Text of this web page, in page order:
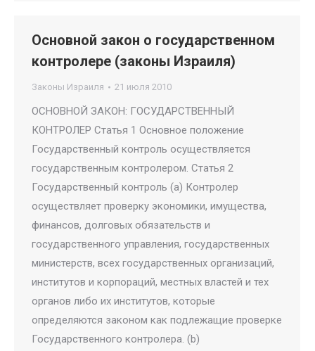
Основной закон о государственном
контролере (законы Израиля)
Законы Израиля 21 июля 2010
ОСНОВНОЙ ЗАКОН: ГОСУДАРСТВЕННЫЙ
КОНТРОЛЕР Статья 1 Основное положение
Государственный контроль осуществляется
государственным контролером. Статья 2
Государственный контроль (a) Контролер
осуществляет проверку экономики, имущества,
финансов, долговых обязательств и
государственного управления, государственных
министерств, всех государственных организаций,
институтов и корпораций, местных властей и тех
органов либо их институтов, которые
определяются законом как подлежащие проверке
Государственного контролера. (b)